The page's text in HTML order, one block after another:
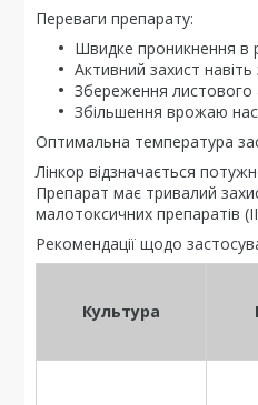
Переваги препарату:
Швидке проникнення в
Активний захист
Збереження листового
Збільшення врожаю
Оптимальна температура
Лінкор відзначається
Препарат має тривалий
малотоксичних препаратів
Рекомендації щодо
Культура